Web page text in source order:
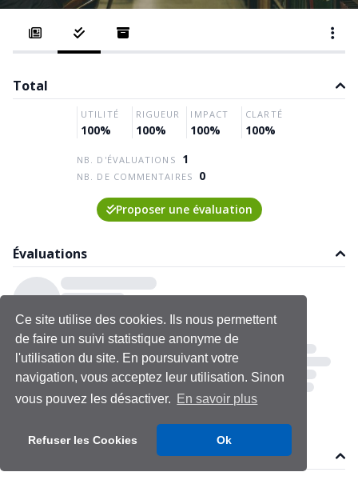
Ce site utilise des cookies. Ils nous permettent
de faire un suivi statistique anonyme de
l'utilisation du site. En poursuivant votre
navigation, vous acceptez leur utilisation. Sinon
vous pouvez les désactiver. En savoir plus
Refuser les Cookies Ok
Total
UTILITÉ
100%
RIGUEUR
100%
IMPACT
100%
CLARTÉ
100%
NB. D'ÉVALUATIONS 1
NB. DE COMMENTAIRES 0
Proposer une évaluation
Évaluations